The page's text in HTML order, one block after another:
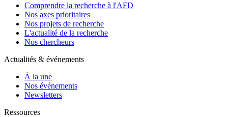
Comprendre la recherche à l'AFD
Nos axes prioritaires
Nos projets de recherche
L'actualité de la recherche
Nos chercheurs
Actualités & événements
À la une
Nos événements
Newsletters
Ressources